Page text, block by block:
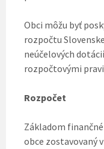
Obci môžu byť
rozpočtu
neúčelových
rozpočtovými
Rozpočet
Základom
obce zostavovaný